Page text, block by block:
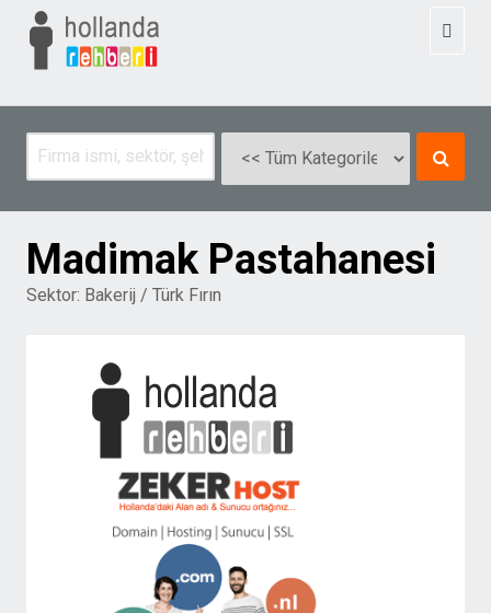
Madimak Pastahanesi
Sektor: Bakerij / Türk Fırın